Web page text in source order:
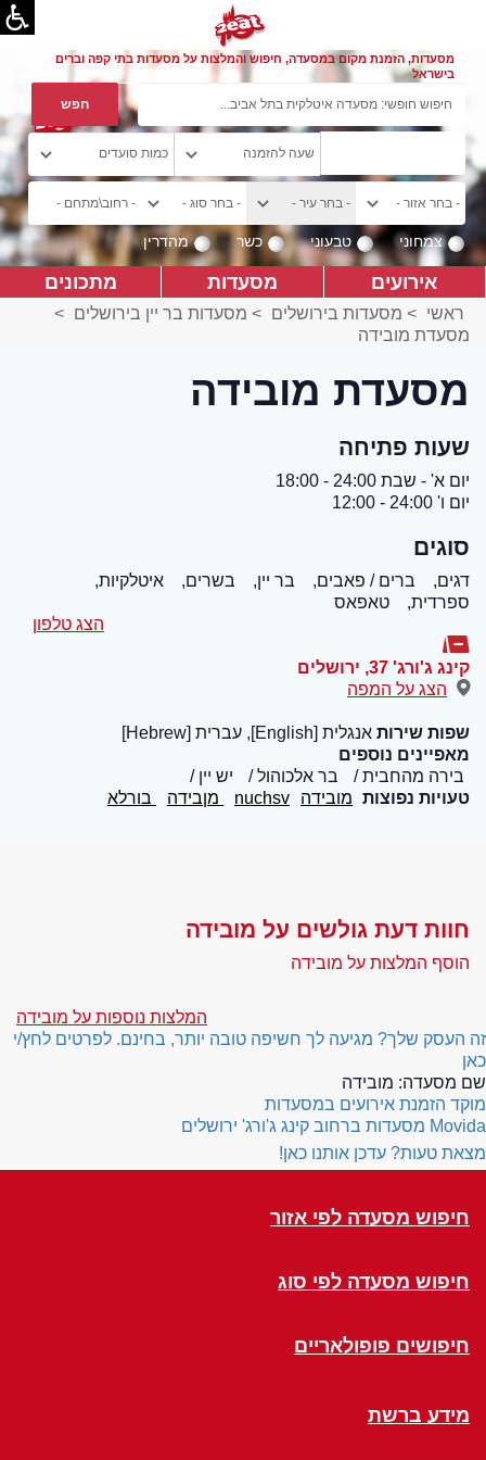
מסעדות, הזמנת מקום במסעדה, חיפוש והמלצות על מסעדות בתי קפה וברים
בישראל
צמחוני טבעוני כשר מהדרין
אירועים מסעדות מתכונים
ראשי > מסעדות בירושלים > מסעדות בר יין בירושלים >
מסעדת מובידה
מסעדת מובידה
שעות פתיחה
יום א' - שבת 24:00 - 18:00
יום ו' 24:00 - 12:00
סוגים
דגים, ברים / פאבים, בר יין, בשרים,
איטלקיות,
ספרדית,
טאפאס
הצג טלפון
קינג ג'ורג' 37 , ירושלים
הצג על המפה
שפות שירות אנגלית [English], עברית [Hebrew]
מאפיינים נוספים
בירה מהחבית
בר אלכוהול
יש יין
טעויות נפוצות מובידה nuchsv מןבידה בורלא
חוות דעת גולשים על מובידה
הוסף המלצות על מובידה
המלצות נוספות על מובידה
זה העסק שלך? מגיעה לך חשיפה טובה יותר, בחינם. לפרטים לחץ/י
כאן
שם מסעדה: מובידה
מוקד הזמנת אירועים במסעדות
Movida מסעדות ברחוב קינג ג'ורג' ירושלים
מצאת טעות? עדכן אותנו כאן!
חיפוש מסעדה לפי אזור
חיפוש מסעדה לפי סוג
חיפושים פופולאריים
מידע ברשת